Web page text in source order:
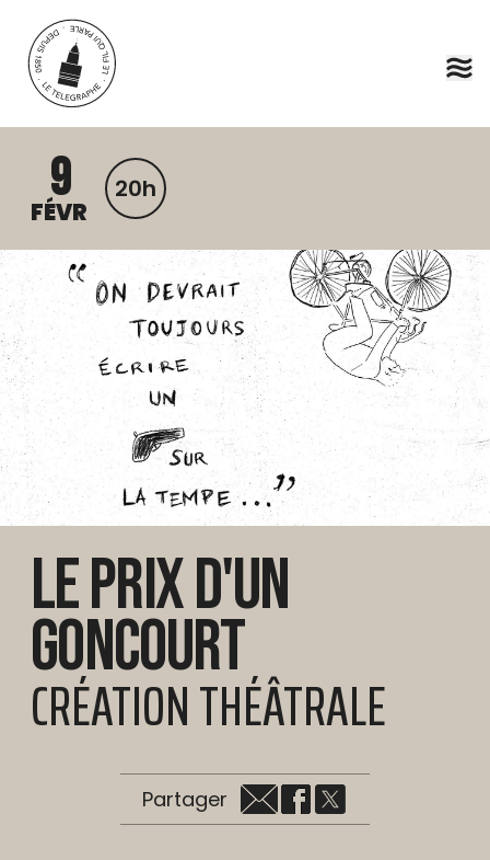
Aller au contenu principal
9
FÉVR
20h
Le prix d'un
Goncourt
CRÉATION THÉÂTRALE
Partager